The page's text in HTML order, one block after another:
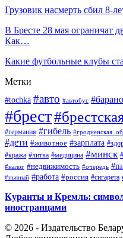
Грузовик насмерть сбил 8-
В Бресте 28 мая ограничат
Как…
Какие футбольные клубы
Метки
#tochka #авто #автобус
#брест
#германия #гибель
#дети #животное #зарплата
#кража #литва #медицина #минск
#налог #недвижимость #очередь
#пьяный #работа #россия #сигарета
Куранты и Кремль:
иностранцами
© 2026 - Издательство